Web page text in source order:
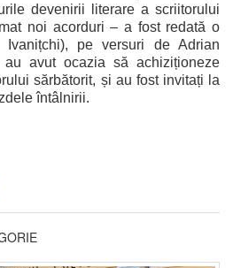
devenirii literare a scriitorului
noi acorduri – a fost redată o
Ivanițchi), pe versuri de Adrian
au avut ocazia să achiziționeze
sărbătorit, și au fost invitați la
întâlnirii.